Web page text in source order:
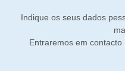
Indique os seus dados
Entraremos em